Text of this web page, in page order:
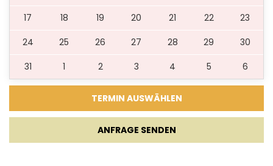
17
18 19 20 21 22
23
24
25 26 27 28 29
30
31
1 2 3 4 5 6
ANFRAGE SENDEN